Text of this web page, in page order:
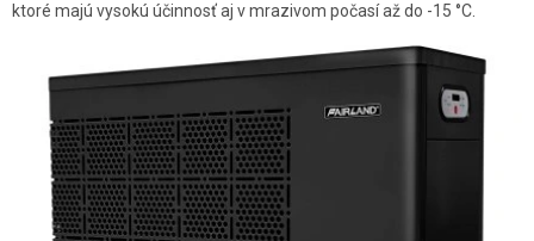
ktoré majú vysokú účinnosť aj v mrazivom počasí až do -15 °C.